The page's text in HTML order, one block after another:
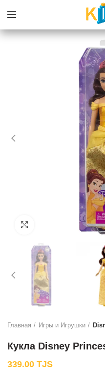
Нажмите, чтобы
Главная Игры и Игрушки
Кукла Disney
339.00 TJS